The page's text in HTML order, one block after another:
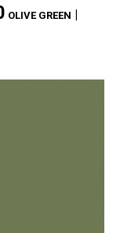
OLIVE GREEN |